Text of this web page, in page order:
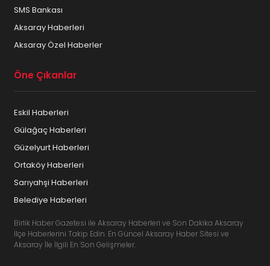
SMS Bankası
Aksaray Haberleri
Aksaray Özel Haberler
Öne Çıkanlar
Eskil Haberleri
Gülağaç Haberleri
Güzelyurt Haberleri
Ortaköy Haberleri
Sarıyahşi Haberleri
Belediye Haberleri
Birlik Haber Gazetesi ile Aksaray Haberleri ve Son Dakika Aksaray
İlçe Haberlerini Takip Edin. En Güncel Aksaray Haber Sitesi ve
Aksaray İle İlgili En Son Gelişmeler.